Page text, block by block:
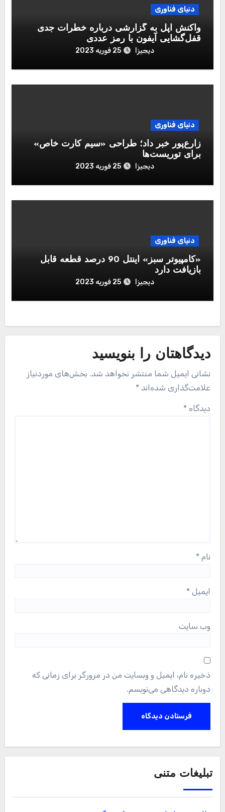
دنیای فناوری
واکنش اپل به گزارشی درباره خطرات جدی
قفل‌گشایی آیفون با رمز عددی
دیجیزا 25 فوریه 2023
دنیای فناوری
زارع‌پور خبر داد؛ طراحی «سیم کارت خاص»
برای توریست‌ها
دیجیزا 25 فوریه 2023
دنیای فناوری
«کامپیوتر سبز» اینتل 90 درصد قطعه قابل‌
بازیافت دارد
دیجیزا 25 فوریه 2023
دیدگاهتان را بنویسید
نشانی ایمیل شما منتشر نخواهد شد. بخش‌های موردنیاز
علامت‌گذاری شده‌اند *
دیدگاه *
نام *
ایمیل *
وب‌ سایت
ذخیره نام، ایمیل و وبسایت من در مرورگر برای زمانی که
دوباره دیدگاهی می‌نویسم.
تبلیغات متنی